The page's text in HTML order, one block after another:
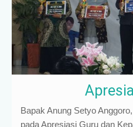
Bapak Anung Setyo
pada Apresiasi Guru dan